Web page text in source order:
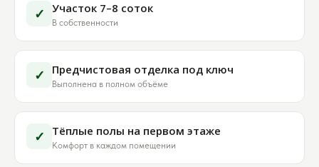
✓ Участок 7–8 соток
В собственности
✓ Предчистовая отделка под ключ
Выполнена в полном объёме
✓ Тёплые полы на первом этаже
Комфорт в каждом помещении